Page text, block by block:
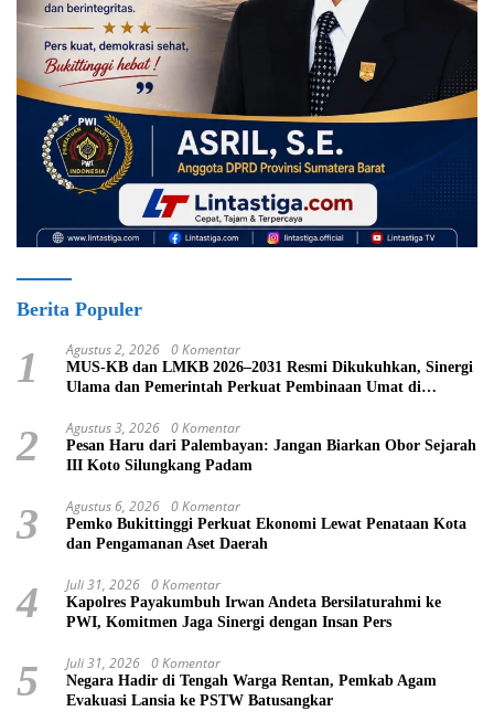
Berita Populer
1 Agustus 2, 2026 0 Komentar
MUS-KB dan LMKB 2026–2031 Resmi Dikukuhkan, Sinergi
Ulama dan Pemerintah Perkuat Pembinaan Umat di
2 Agustus 3, 2026 0 Komentar
Pesan Haru dari Palembayan: Jangan Biarkan Obor Sejarah
III Koto Silungkang Padam
3 Agustus 6, 2026 0 Komentar
Pemko Bukittinggi Perkuat Ekonomi Lewat Penataan Kota
dan Pengamanan Aset Daerah
4 Juli 31, 2026 0 Komentar
Kapolres Payakumbuh Irwan Andeta Bersilaturahmi ke
PWI, Komitmen Jaga Sinergi dengan Insan Pers
5 Juli 31, 2026 0 Komentar
Negara Hadir di Tengah Warga Rentan, Pemkab Agam
Evakuasi Lansia ke PSTW Batusangkar